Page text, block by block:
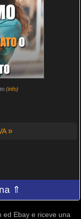
(info)
»
⇑
ed Ebay e riceve una